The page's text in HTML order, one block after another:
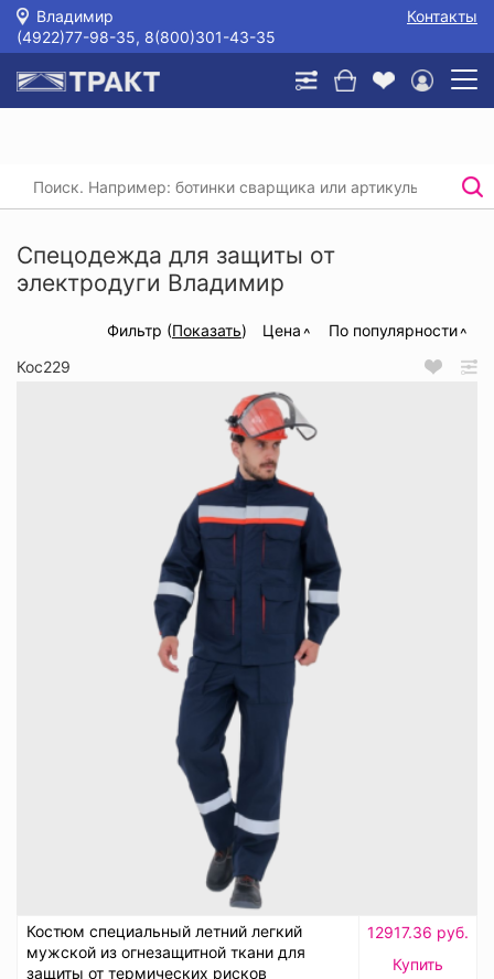
Владимир
Контакты
(4922)77-98-35, 8(800)301-43-35
Главная / /
Спецодежда для защиты от электродуги
Спецодежда для защиты от
электродуги Владимир
Фильтр (Показать) Цена
По популярности
Кос229
Костюм специальный летний легкий
мужской из огнезащитной ткани для
защиты от термических рисков
12917.36 руб.
Купить